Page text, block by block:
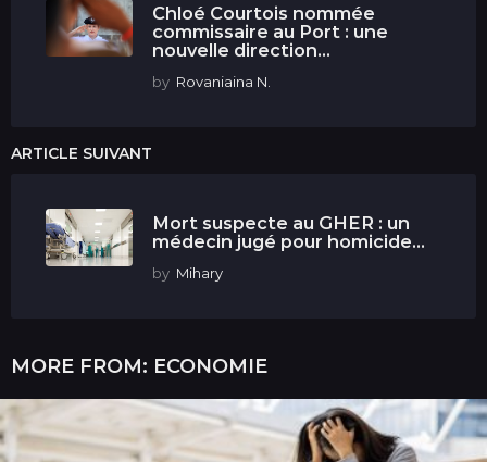
Chloé Courtois nommée
commissaire au Port : une
nouvelle direction...
by Rovaniaina N.
ARTICLE SUIVANT
Mort suspecte au GHER : un
médecin jugé pour homicide...
by Mihary
MORE FROM: ECONOMIE